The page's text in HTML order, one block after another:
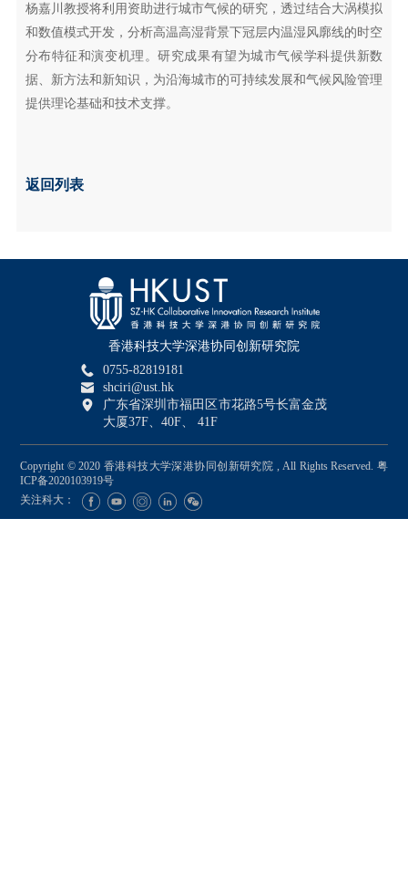
杨嘉川教授将利用资助进行城市气候的研究，透过结合大涡模拟
和数值模式开发，分析高温高湿背景下冠层内温湿风廓线的时空
分布特征和演变机理。研究成果有望为城市气候学科提供新数
据、新方法和新知识，为沿海城市的可持续发展和气候风险管理
提供理论基础和技术支撑。
返回列表
香港科技大学深港协同创新研究院
0755-82819181
shciri@ust.hk
广东省深圳市福田区市花路5号长富金茂
大厦37F、40F、 41F
Copyright © 2020 香港科技大学深港协同创新研究院 , All Rights Reserved. 粤
ICP备2020103919号
关注科大：